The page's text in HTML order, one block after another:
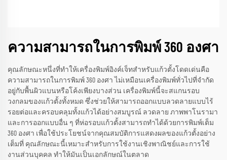
ความสามารถในการพิมพ์ 360 องศา
คุณลักษณะหนึ่งที่ทำให้เครื่องพิมพ์อิงค์เจ็ทสำหรับแก้วตั้งโดดเด่นคือ
ความสามารถในการพิมพ์ 360 องศา ไม่เหมือนเครื่องพิมพ์ทั่วไปที่จำกัด
อยู่กับพื้นผิวแบนหรือโค้งเพียงบางส่วน เครื่องพิมพ์นี้จะสแกนรอบ
วงกลมของแก้วตั้งทั้งหมด ซึ่งช่วยให้สามารถออกแบบลวดลายแบบไร้
รอยต่อและครอบคลุมทั้งแก้วได้อย่างสมบูรณ์ ลวดลาย ภาพพาโนรามา
และการออกแบบอื่น ๆ ที่ห่อรอบแก้วตั้งสามารถทำได้ด้วยการพิมพ์เต็ม
360 องศา เพื่อใช้ประโยชน์จากคุณสมบัติการแสดงผลของแก้วตั้งอย่าง
เต็มที่ คุณลักษณะนี้เหมาะสำหรับการใช้งานเชิงพาณิชย์และการใช้
งานส่วนบุคคล ทำให้มันเป็นเอกลักษณ์ในตลาด